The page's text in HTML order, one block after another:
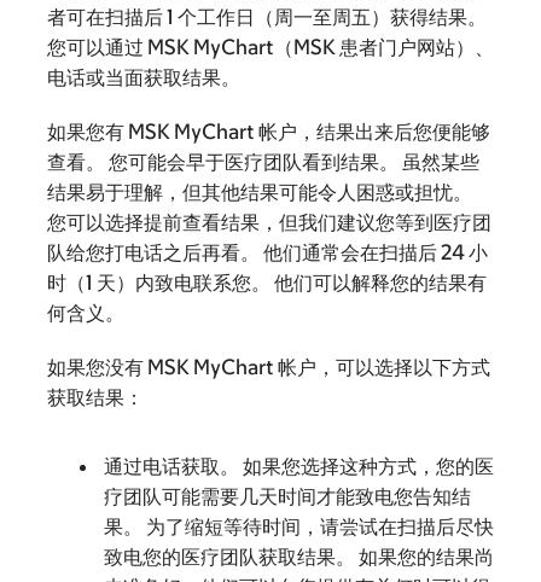
者可在扫描后 1 个工作日（周一至周五）获得结果。
您可以通过 MSK MyChart（MSK 患者门户网站）、
电话或当面获取结果。
如果您有 MSK MyChart 帐户，结果出来后您便能够
查看。 您可能会早于医疗团队看到结果。 虽然某些
结果易于理解，但其他结果可能令人困惑或担忧。
您可以选择提前查看结果，但我们建议您等到医疗团
队给您打电话之后再看。 他们通常会在扫描后 24 小
时（1 天）内致电联系您。 他们可以解释您的结果有
何含义。
如果您没有 MSK MyChart 帐户，可以选择以下方式
获取结果：
通过电话获取。 如果您选择这种方式，您的医
疗团队可能需要几天时间才能致电您告知结
果。 为了缩短等待时间，请尝试在扫描后尽快
致电您的医疗团队获取结果。 如果您的结果尚